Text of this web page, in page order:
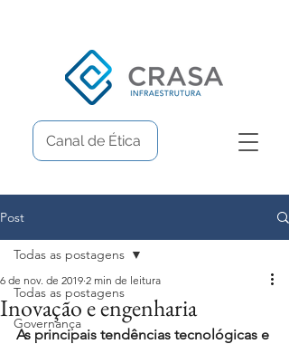
Canal de Ética
Post
Todas as postagens
Governança
Todas as postagens
Inovação e engenharia
6 de nov. de 2019 2 min de leitura
As principais tendências tecnológicas e